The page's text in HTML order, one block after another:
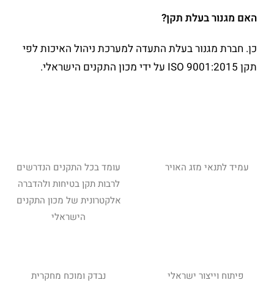
האם מגנור בעלת תקן?
כן. חברת מגנור בעלת התעדה למערכת ניהול האיכות לפי
תקן ISO 9001:2015 על ידי מכון התקנים הישראלי.
עמיד לתנאי מזג האויר
עומד בכל התקנים הנדרשים
לרבות תקן בטיחות ולהדברה
אלקטרונית של מכון התקנים
הישראלי
פיתוח וייצור ישראלי
נבדק ומוכח מחקרית